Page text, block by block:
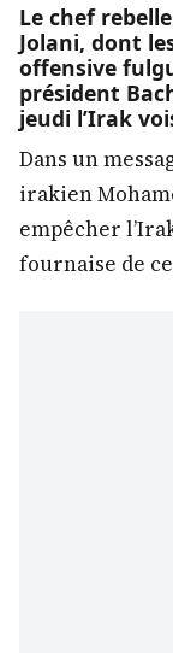
Le chef
Jolani, dont
offensive
président
jeudi l’Irak
Dans un
irakien
empêcher
fournaise de